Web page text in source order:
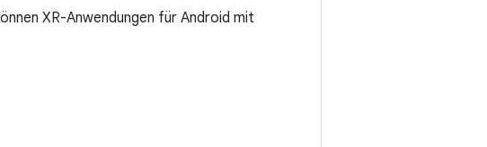
XR-Anwendungen für Android mit